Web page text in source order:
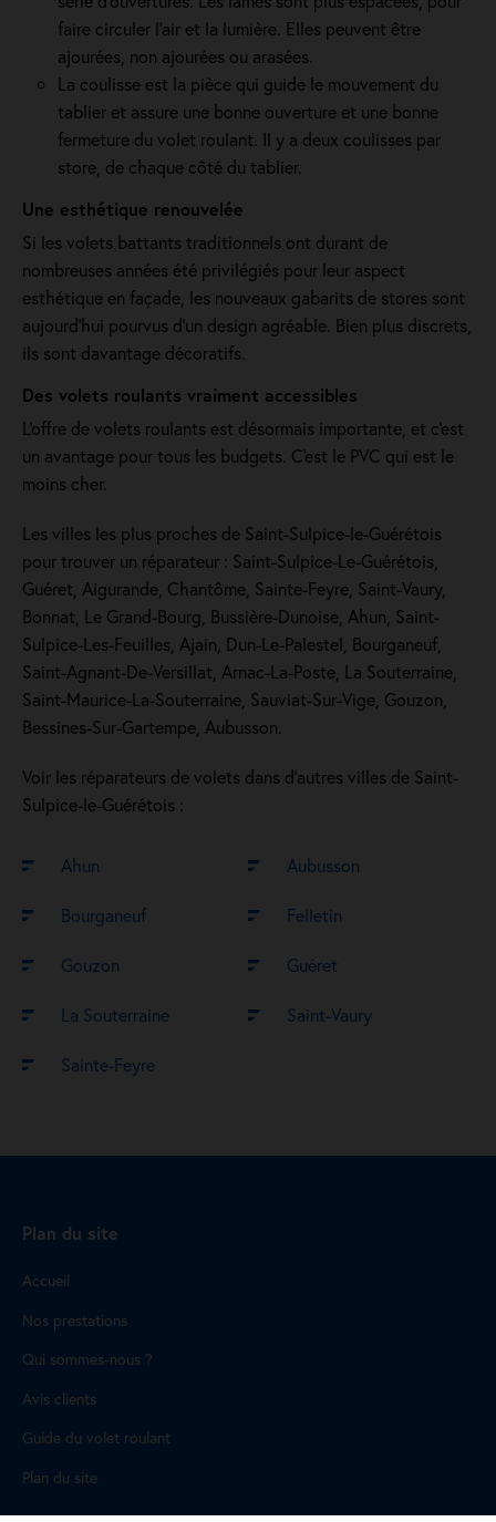
faire circuler l’air et la lumière. Elles peuvent être
ajourées, non ajourées ou arasées.
La coulisse est la pièce qui guide le mouvement du
tablier et assure une bonne ouverture et une bonne
fermeture du volet roulant. Il y a deux coulisses par
store, de chaque côté du tablier.
Une esthétique renouvelée
Si les volets battants traditionnels ont durant de
nombreuses années été privilégiés pour leur aspect
esthétique en façade, les nouveaux gabarits de stores sont
aujourd'hui pourvus d'un design agréable. Bien plus discrets,
ils sont davantage décoratifs.
Des volets roulants vraiment accessibles
L'offre de volets roulants est désormais importante, et c'est
un avantage pour tous les budgets. C'est le PVC qui est le
moins cher.
Les villes les plus proches de Saint-Sulpice-le-Guérétois
pour trouver un réparateur : Saint-Sulpice-Le-Guérétois,
Guéret, Aigurande, Chantôme, Sainte-Feyre, Saint-Vaury,
Bonnat, Le Grand-Bourg, Bussière-Dunoise, Ahun, Saint-
Sulpice-Les-Feuilles, Ajain, Dun-Le-Palestel, Bourganeuf,
Saint-Agnant-De-Versillat, Arnac-La-Poste, La Souterraine,
Saint-Maurice-La-Souterraine, Sauviat-Sur-Vige, Gouzon,
Bessines-Sur-Gartempe, Aubusson.
Voir les réparateurs de volets dans d’autres villes de Saint-
Sulpice-le-Guérétois :
Ahun Aubusson
Bourganeuf Felletin
Gouzon Guéret
La Souterraine Saint-Vaury
Sainte-Feyre
Plan du site
Accueil
Nos prestations
Qui sommes-nous ?
Avis clients
Guide du volet roulant
Plan du site